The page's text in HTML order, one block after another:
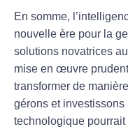
En somme, l’
nouvelle ère pour la
solutions novatrices
mise en œuvre
transformer de
gérons et
technologique pourrait